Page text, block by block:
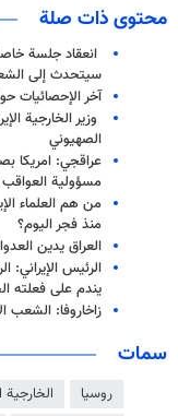
محتوى ذات صلة
انعقاد جلسة
سيتحدث إلى
آخر الإحصائیات
وزير الخارجية
الصهيوني
عراقجي: امريكا
مسؤولية العواقب
من هم العلماء
منذ فجر اليوم؟
العراق يدين
الرئيس الإيراني:
يندم على فعلته
زاخاروفا: الشعب
سمات
روسيا